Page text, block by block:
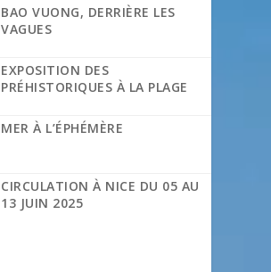
BAO VUONG, DERRIÈRE LES
VAGUES
EXPOSITION DES
PRÉHISTORIQUES À LA PLAGE
MER À L’ÉPHÉMÈRE
CIRCULATION À NICE DU 05 AU
13 JUIN 2025